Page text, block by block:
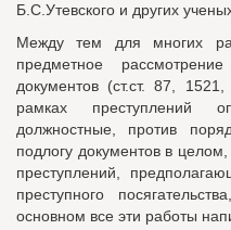
Б.С.Утевского и других
Между тем для многих
предметное
документов (ст.ст. 87,
рамках преступлений
должностные, против
подлогу документов в
преступлений,
преступного
основном все эти работы